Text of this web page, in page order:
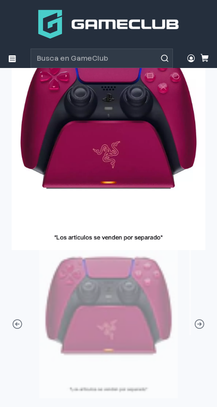
Productos
Accesorios Consolas
Accesorio Razer Base Carga Rápida Para Gamepad PS5